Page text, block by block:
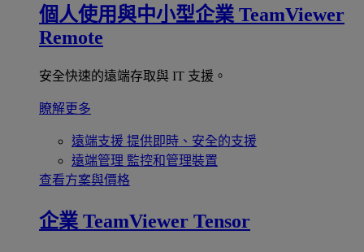
個人使用與中小型企業 TeamViewer
Remote
安全快速的遠端存取與 IT 支援。
瞭解更多
遠端支援 提供即時、安全的支援
遠端管理 監控和管理裝置
查看方案與價格
企業 TeamViewer Tensor